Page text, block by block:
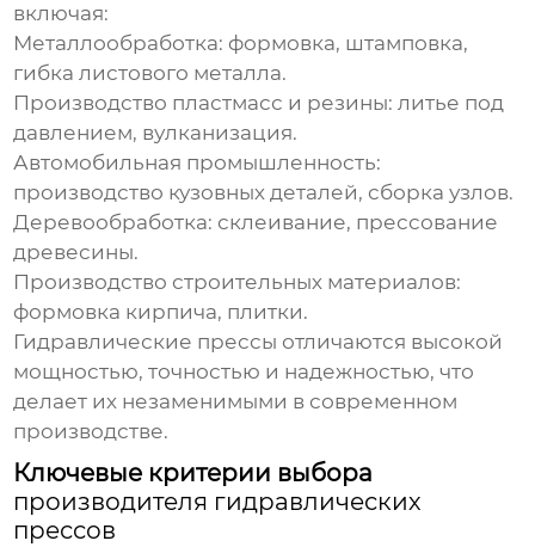
включая:
Металлообработка: формовка, штамповка,
гибка листового металла.
Производство пластмасс и резины: литье под
давлением, вулканизация.
Автомобильная промышленность:
производство кузовных деталей, сборка узлов.
Деревообработка: склеивание, прессование
древесины.
Производство строительных материалов:
формовка кирпича, плитки.
Гидравлические прессы отличаются высокой
мощностью, точностью и надежностью, что
делает их незаменимыми в современном
производстве.
Ключевые критерии выбора
производителя гидравлических
прессов